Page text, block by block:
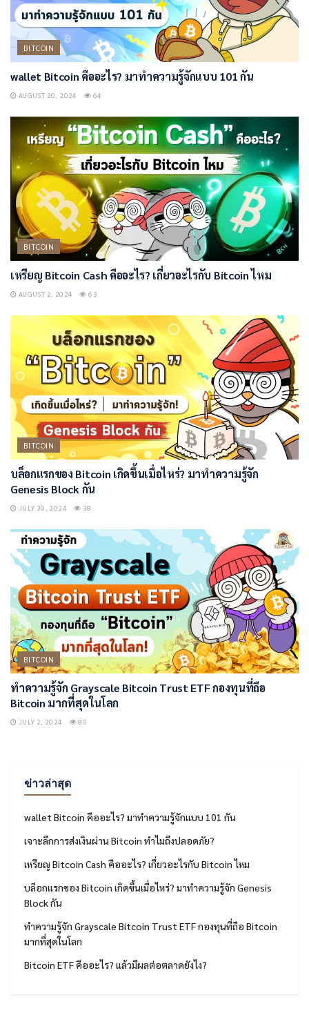
BITCOIN
wallet Bitcoin คืออะไร? มาทำความรู้จักแบบ 101 กัน
AUGUST 20, 2024 64
BITCOIN
เหรียญ Bitcoin Cash คืออะไร? เกี่ยวอะไรกับ Bitcoin ไหม
AUGUST 2, 2024 63
BITCOIN
บล็อกแรกของ Bitcoin เกิดขึ้นเมื่อไหร่? มาทำความรู้จัก
Genesis Block กัน
JULY 30, 2024 38
BITCOIN
ทำความรู้จัก Grayscale Bitcoin Trust ETF กองทุนที่ถือ
Bitcoin มากที่สุดในโลก
JULY 2, 2024 80
ข่าวล่าสุด
wallet Bitcoin คืออะไร? มาทำความรู้จักแบบ 101 กัน
เจาะลึกการส่งเงินผ่าน Bitcoin ทำไมถึงปลอดภัย?
เหรียญ Bitcoin Cash คืออะไร? เกี่ยวอะไรกับ Bitcoin ไหม
บล็อกแรกของ Bitcoin เกิดขึ้นเมื่อไหร่? มาทำความรู้จัก Genesis
Block กัน
ทำความรู้จัก Grayscale Bitcoin Trust ETF กองทุนที่ถือ Bitcoin
มากที่สุดในโลก
Bitcoin ETF คืออะไร? แล้วมีผลต่อตลาดยังไง?